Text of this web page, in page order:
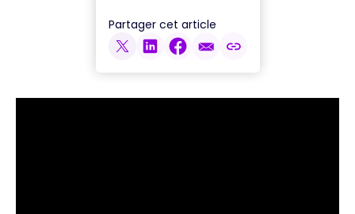
Partager cet article